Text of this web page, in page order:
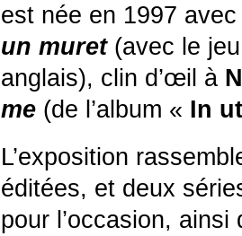
est née en 1997
un muret(avec le
anglais), clin d’œil à
me (de l’album « In
L’exposition
éditées, et deux
pour l’occasion,